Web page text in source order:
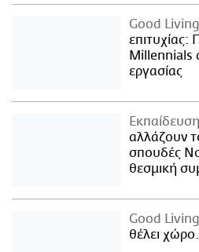
Good Living
επιτυχίας:
Millennials
εργασίας
Εκπαίδευση
αλλάζουν
σπουδές
θεσμική
Good Living
θέλει